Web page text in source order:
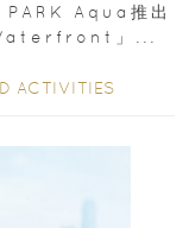
Aqua推出
」...
ACTIVITIES